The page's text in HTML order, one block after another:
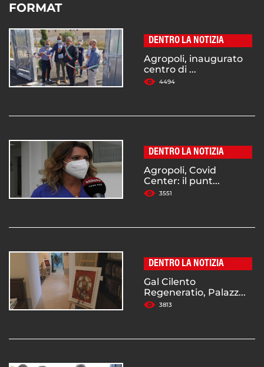
FORMAT
DENTRO LA NOTIZIA
Agropoli, inaugurato
centro di ...
4494
DENTRO LA NOTIZIA
Agropoli, Covid
Center: il punt...
3551
DENTRO LA NOTIZIA
Gal Cilento
Regeneratio, Palazz...
3813